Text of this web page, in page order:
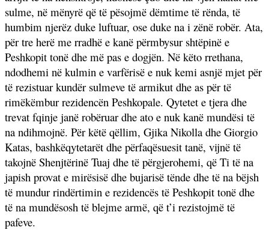
sulme, në mënyrë që të pësojmë dëmtime të rënda, të
humbim njerëz duke luftuar, ose duke na i zënë robër. Ata,
për tre herë me rradhë e kanë përmbysur shtëpinë e
Peshkopit tonë dhe më pas e dogjën. Në këto rrethana,
ndodhemi në kulmin e varfërisë e nuk kemi asnjë mjet për
të rezistuar kundër sulmeve të armikut dhe as për të
rimëkëmbur rezidencën Peshkopale. Qytetet e tjera dhe
trevat fqinje janë robëruar dhe ato e nuk kanë mundësi të
na ndihmojnë. Për këtë qëllim, Gjika Nikolla dhe Giorgio
Katas, bashkëqytetarët dhe përfaqësuesit tanë, vijnë të
takojnë Shenjtërinë Tuaj dhe të përgjerohemi, që Ti të na
japish provat e mirësisë dhe bujarisë tënde dhe të na bëjsh
të mundur rindërtimin e rezidencës të Peshkopit tonë dhe
të na mundësosh të blejme armë, që t’i rezistojmë të
pafeve.